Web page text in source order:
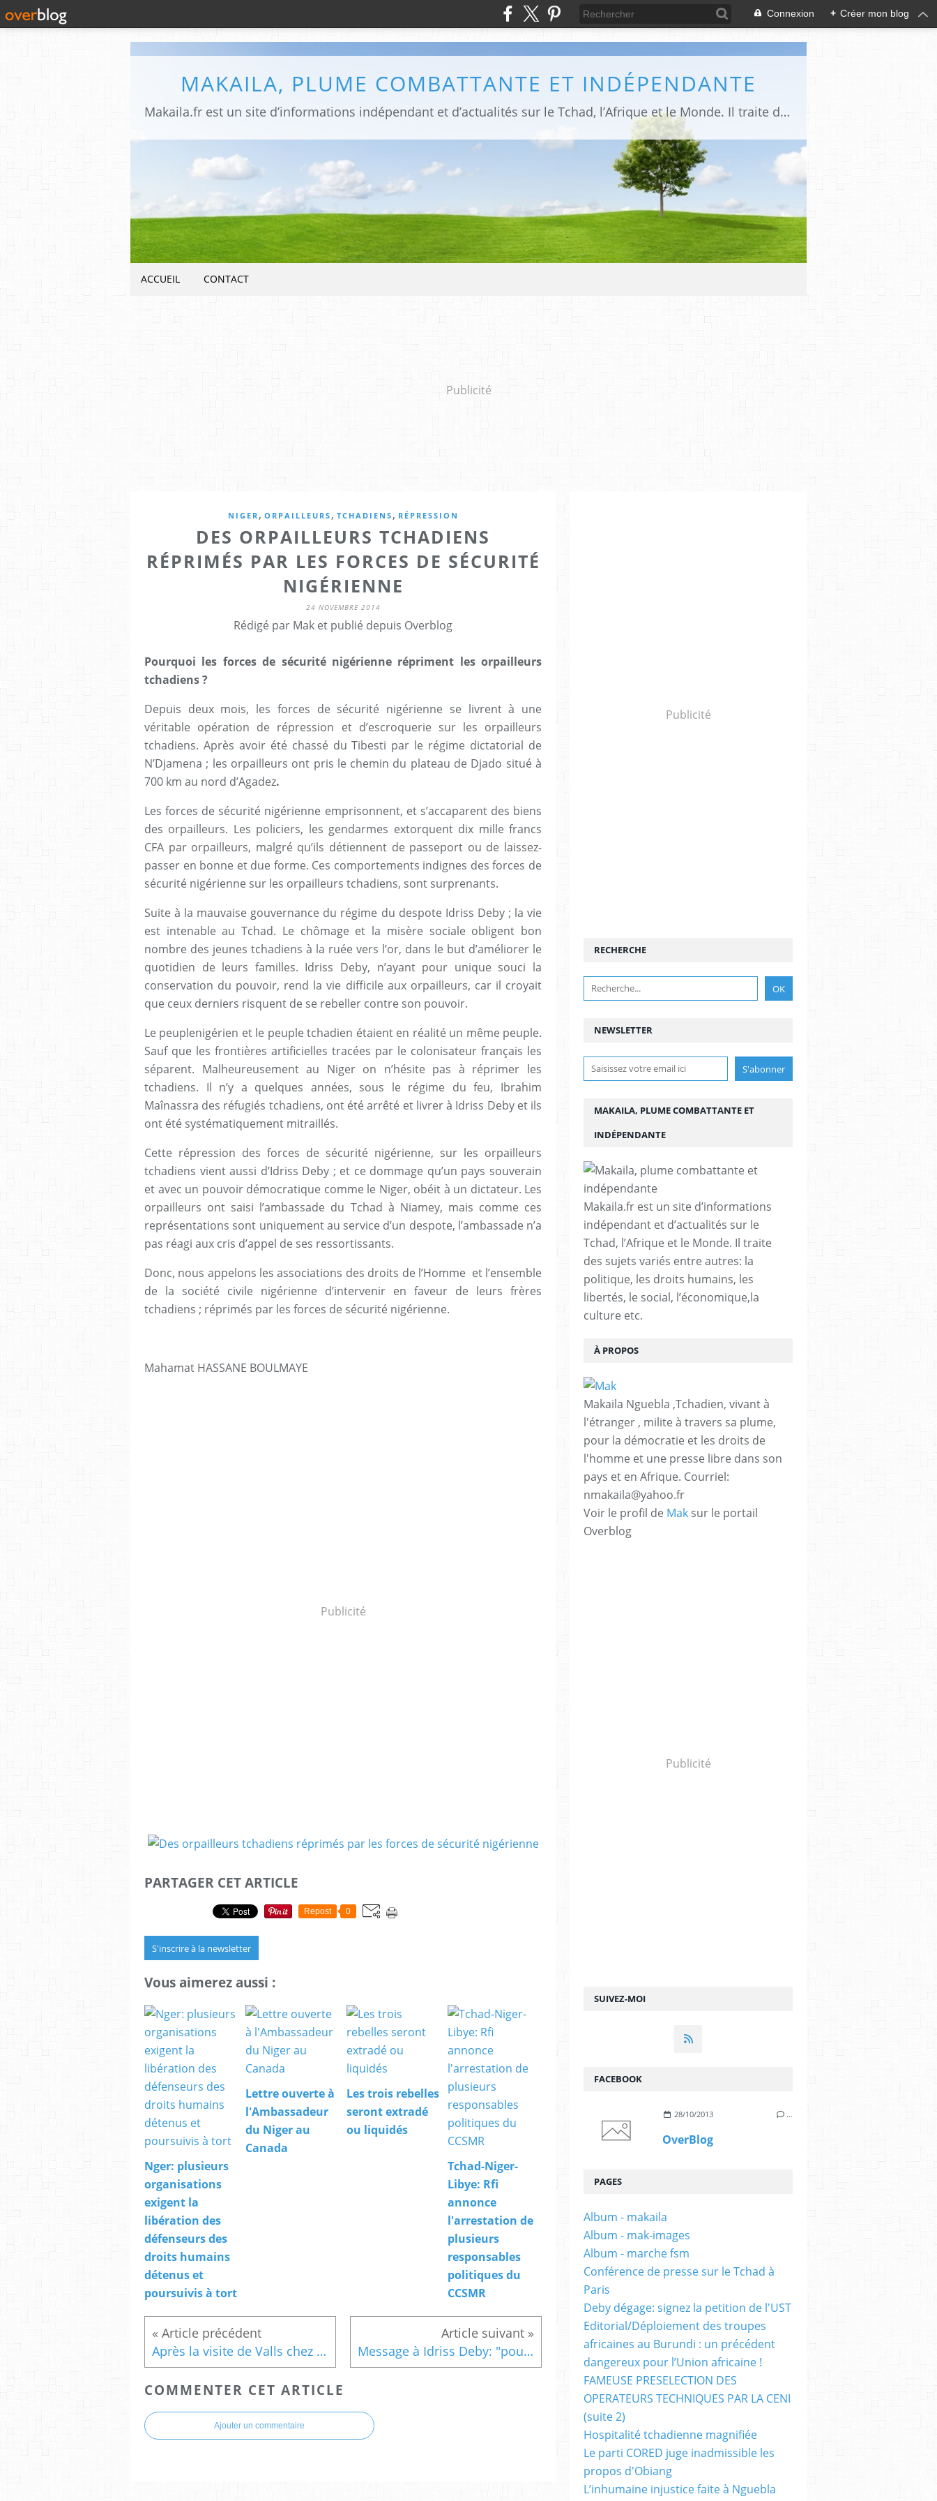
Connexion + Créer mon blog
MAKAILA, PLUME COMBATTANTE ET INDÉPENDANTE
Makaila.fr est un site d’informations indépendant et d’actualités sur le Tchad, l’Afrique et le Monde. Il traite des sujets variés entre autres: la politique, les droits humains, les libertés, le social, l’économique,la culture etc.
ACCUEIL CONTACT
Publicité
NIGER , ORPAILLEURS , TCHADIENS , RÉPRESSION
DES ORPAILLEURS TCHADIENS
RÉPRIMÉS PAR LES FORCES DE SÉCURITÉ
NIGÉRIENNE
24 NOVEMBRE 2014
Rédigé par Mak et publié depuis Overblog
Pourquoi les forces de sécurité nigérienne répriment les orpailleurs
tchadiens ?
Depuis deux mois, les forces de sécurité nigérienne se livrent à une
véritable opération de répression et d’escroquerie sur les orpailleurs
tchadiens. Après avoir été chassé du Tibesti par le régime dictatorial de
N’Djamena ; les orpailleurs ont pris le chemin du plateau de Djado situé à
700 km au nord d’Agadez.
Les forces de sécurité nigérienne emprisonnent, et s’accaparent des biens
des orpailleurs. Les policiers, les gendarmes extorquent dix mille francs
CFA par orpailleurs, malgré qu’ils détiennent de passeport ou de laissez-
passer en bonne et due forme. Ces comportements indignes des forces de
sécurité nigérienne sur les orpailleurs tchadiens, sont surprenants.
Suite à la mauvaise gouvernance du régime du despote Idriss Deby ; la vie
est intenable au Tchad. Le chômage et la misère sociale obligent bon
nombre des jeunes tchadiens à la ruée vers l’or, dans le but d’améliorer le
quotidien de leurs familles. Idriss Deby, n’ayant pour unique souci la
conservation du pouvoir, rend la vie difficile aux orpailleurs, car il croyait
que ceux derniers risquent de se rebeller contre son pouvoir.
Le peuplenigérien et le peuple tchadien étaient en réalité un même peuple.
Sauf que les frontières artificielles tracées par le colonisateur français les
séparent. Malheureusement au Niger on n’hésite pas à réprimer les
tchadiens. Il n’y a quelques années, sous le régime du feu, Ibrahim
Maînassra des réfugiés tchadiens, ont été arrêté et livrer à Idriss Deby et ils
ont été systématiquement mitraillés.
Cette répression des forces de sécurité nigérienne, sur les orpailleurs
tchadiens vient aussi d’Idriss Deby ; et ce dommage qu’un pays souverain
et avec un pouvoir démocratique comme le Niger, obéit à un dictateur. Les
orpailleurs ont saisi l’ambassade du Tchad à Niamey, mais comme ces
représentations sont uniquement au service d’un despote, l’ambassade n’a
pas réagi aux cris d’appel de ses ressortissants.
Donc, nous appelons les associations des droits de l’Homme et l’ensemble
de la société civile nigérienne d’intervenir en faveur de leurs frères
tchadiens ; réprimés par les forces de sécurité nigérienne.
Mahamat HASSANE BOULMAYE
Publicité
PARTAGER CET ARTICLE
Repost 0
S'inscrire à la newsletter
Vous aimerez aussi :
Nger: plusieurs
organisations
exigent la
libération des
défenseurs des
droits humains
détenus et
poursuivis à tort
Lettre ouverte à
l'Ambassadeur
du Niger au
Canada
Les trois rebelles
seront extradé
ou liquidés
Tchad-Niger-
Libye: Rfi
annonce
l'arrestation de
plusieurs
responsables
politiques du
CCSMR
Après la visite de Valls chez Deby: la société civile tchadienne mobilisée et déterminée Message à Idriss Deby: "pourrissez-votre temps et dégagez!"
COMMENTER CET ARTICLE
Ajouter un commentaire
Publicité
NEWSLETTER
SUIVEZ-MOI
RECHERCHE
MAKAILA, PLUME COMBATTANTE ET
INDÉPENDANTE
Makaila.fr est un site d’informations
indépendant et d’actualités sur le
Tchad, l’Afrique et le Monde. Il traite
des sujets variés entre autres: la
politique, les droits humains, les
libertés, le social, l’économique,la
culture etc.
À PROPOS
Makaila Nguebla ,Tchadien, vivant à
l'étranger , milite à travers sa plume,
pour la démocratie et les droits de
l'homme et une presse libre dans son
pays et en Afrique. Courriel:
nmakaila@yahoo.fr
Voir le profil de Mak sur le portail
Overblog
Publicité
FACEBOOK
28/10/2013 …
OverBlog
PAGES
Album - makaila
Album - mak-images
Album - marche fsm
Conférence de presse sur le Tchad à
Paris
Deby dégage: signez la petition de l'UST
Editorial/Déploiement des troupes
africaines au Burundi : un précédent
dangereux pour l’Union africaine !
FAMEUSE PRESELECTION DES
OPERATEURS TECHNIQUES PAR LA CENI
(suite 2)
Hospitalité tchadienne magnifiée
Le parti CORED juge inadmissible les
propos d'Obiang
L’inhumaine injustice faite à Nguebla